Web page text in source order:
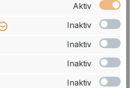
Zum Merkzettel hinzufügen
4399006332
Aktiv
Inaktiv
Inaktiv
Inaktiv
Inaktiv